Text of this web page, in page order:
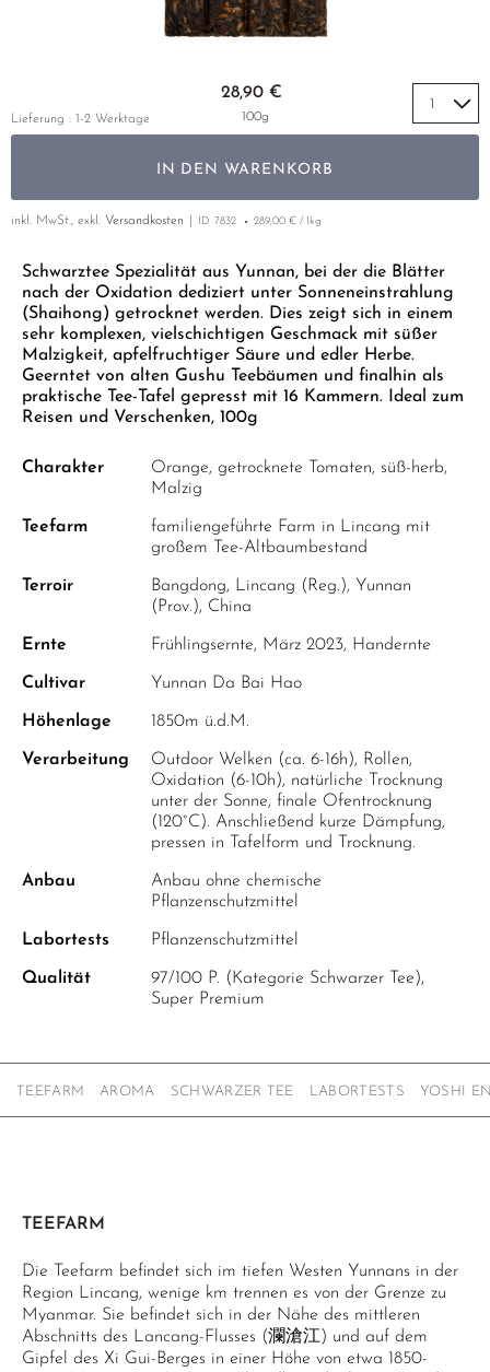
EMPFEHLUNGEN
GELBER TEE
SETS & GIFTS
PHOENIX DANCONG
ZHANGPING SHUI XIAN
JAPAN
THAILAND
EMPFEHLUNGEN
SETS & GIFTS
NACH SORTE
SELTENE INCENCES
Schwarztee Spezialität aus Yunnan, bei der die Blätter
nach der Oxidation dediziert unter Sonneneinstrahlung
(Shaihong) getrocknet werden. Dies zeigt sich in einem
sehr komplexen, vielschichtigen Geschmack mit süßer
Malzigkeit, apfelfruchtiger Säure und edler Herbe.
Geerntet von alten Gushu Teebäumen und finalhin als
praktische Tee-Tafel gepresst mit 16 Kammern. Ideal zum
Reisen und Verschenken, 100g
Charakter
Orange, getrocknete Tomaten, süß-herb,
Malzig
Teefarm
familiengeführte Farm in Lincang mit
großem Tee-Altbaumbestand
Terroir
Bangdong, Lincang (Reg.), Yunnan
(Prov.), China
Ernte Frühlingsernte, März 2023, Handernte
Cultivar Yunnan Da Bai Hao
Höhenlage 1850m ü.d.M.
Verarbeitung
Outdoor Welken (ca. 6-16h), Rollen,
Oxidation (6-10h), natürliche Trocknung
unter der Sonne, finale Ofentrocknung
(120°C). Anschließend kurze Dämpfung,
pressen in Tafelform und Trocknung.
Anbau
Anbau ohne chemische
Pflanzenschutzmittel
Labortests Pflanzenschutzmittel
Qualität
97/100 P. (Kategorie Schwarzer Tee),
Super Premium
28,90 €
100g
IN DEN WARENKORB
Lieferung : 1-2 Werktage
inkl. MwSt., exkl. Versandkosten ID 7832 289,00 € / 1kg
TEEFARM AROMA SCHWARZER TEE LABORTESTS YOSHI
TEEFARM
Die Teefarm befindet sich im tiefen Westen Yunnans in der
Region Lincang, wenige km trennen es von der Grenze zu
Myanmar. Sie befindet sich in der Nähe des mittleren
Abschnitts des Lancang-Flusses (瀾滄江) und auf dem
Gipfel des Xi Gui-Berges in einer Höhe von etwa 1850-